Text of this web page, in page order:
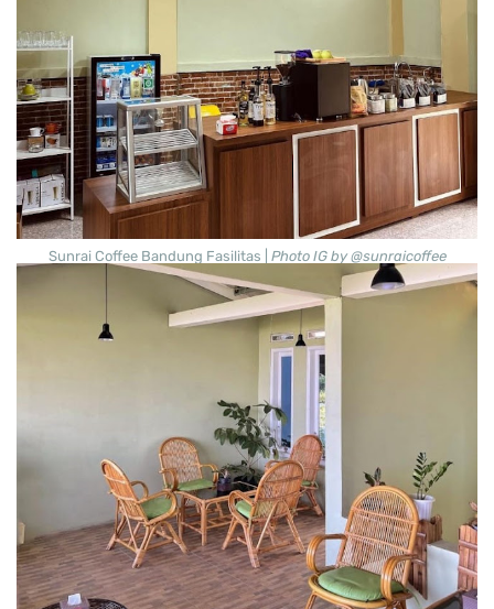
Sunrai Coffee Bandung Fasilitas | Photo IG by @sunraicoffee